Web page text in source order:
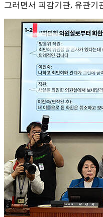
그러면서 피감기관, 유관기